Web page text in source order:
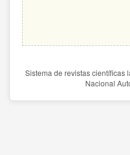
Sistema de revistas científicas
Nacional